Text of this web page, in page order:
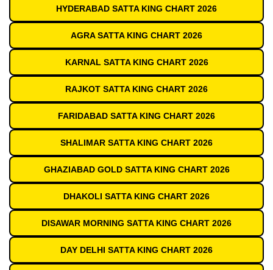
HYDERABAD SATTA KING CHART 2026
AGRA SATTA KING CHART 2026
KARNAL SATTA KING CHART 2026
RAJKOT SATTA KING CHART 2026
FARIDABAD SATTA KING CHART 2026
SHALIMAR SATTA KING CHART 2026
GHAZIABAD GOLD SATTA KING CHART 2026
DHAKOLI SATTA KING CHART 2026
DISAWAR MORNING SATTA KING CHART 2026
DAY DELHI SATTA KING CHART 2026